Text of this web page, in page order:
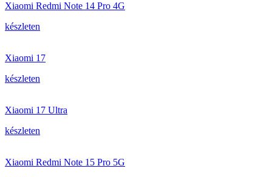
Xiaomi Redmi Note 14 Pro 4G
készleten
Xiaomi 17
készleten
Xiaomi 17 Ultra
készleten
Xiaomi Redmi Note 15 Pro 5G